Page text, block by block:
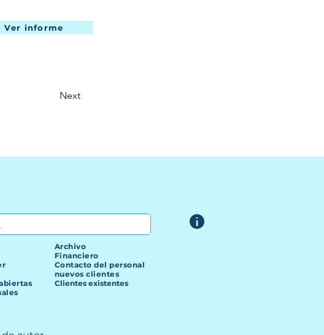
Ver informe
Next
Archivo
Financiero
Contacto del personal
nuevos clientes
Clientes existentes